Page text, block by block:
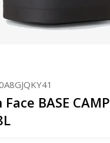
BASE CAMP